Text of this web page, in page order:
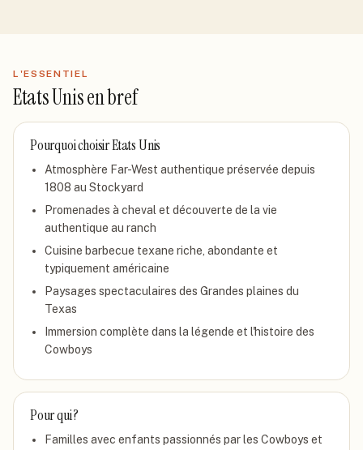
L'ESSENTIEL
Etats Unisen bref
Pourquoi choisirEtats Unis
Atmosphère Far-West authentique préservée depuis
1808 au Stockyard
Promenades à cheval et découverte de la vie
authentique au ranch
Cuisine barbecue texane riche, abondante et
typiquement américaine
Paysages spectaculaires des Grandes plaines du
Texas
Immersion complète dans la légende et l'histoire des
Cowboys
Pour qui ?
Familles avec enfants passionnés par les Cowboys et